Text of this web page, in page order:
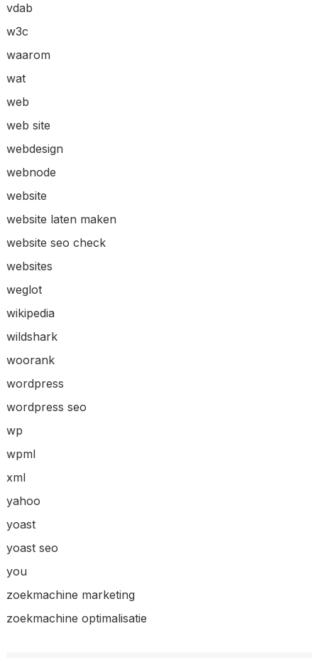
vdab
w3c
waarom
wat
web
web site
webdesign
webnode
website
website laten maken
website seo check
websites
weglot
wikipedia
wildshark
woorank
wordpress
wordpress seo
wp
wpml
xml
yahoo
yoast
yoast seo
you
zoekmachine marketing
zoekmachine optimalisatie